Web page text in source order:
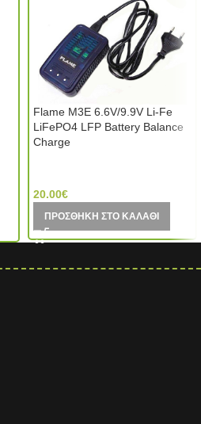
Flame M3E 6.6V/9.9V Li-Fe
LiFePO4 LFP Battery Balance
Charge
20.00€
ΠΡΟΣΘΉΚΗ ΣΤΟ ΚΑΛΆΘΙ